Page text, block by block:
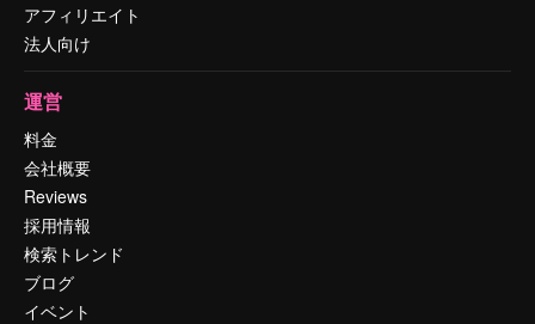
アフィリエイト
法人向け
運営
料金
会社概要
Reviews
採用情報
検索トレンド
ブログ
イベント